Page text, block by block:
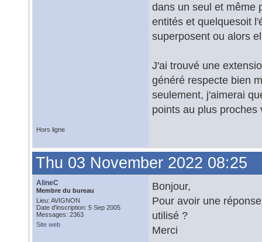
dans un seul et même
entités et quelquesoit
superposent ou alors
J'ai trouvé une
généré respecte bien
seulement, j'aimerai
points au plus
Hors ligne
Thu 03 November 2022 08:25
AlineC
Membre du bureau
Lieu: AVIGNON
Date d'inscription: 5 Sep 2005
Messages: 2363
Site web
Bonjour,
Pour avoir une
utilisé ?
Merci